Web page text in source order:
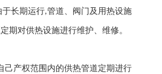
于长期运行,管道、阀门及用热设施
期对供热设施进行维护、维修。
己产权范围内的供热管道定期进行